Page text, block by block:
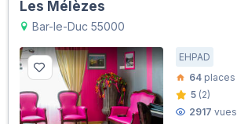
Les Mélèzes
Bar-le-Duc 55000
EHPAD
64 places
5 (2)
2917 vues